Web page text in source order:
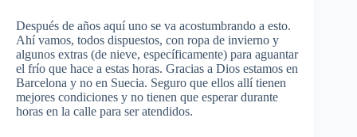
Después de años aquí uno se va acostumbrando a esto.
Ahí vamos, todos dispuestos, con ropa de invierno y
algunos extras (de nieve, específicamente) para aguantar
el frío que hace a estas horas. Gracias a Dios estamos en
Barcelona y no en Suecia. Seguro que ellos allí tienen
mejores condiciones y no tienen que esperar durante
horas en la calle para ser atendidos.